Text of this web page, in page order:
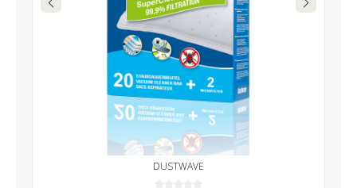
DUSTWAVE